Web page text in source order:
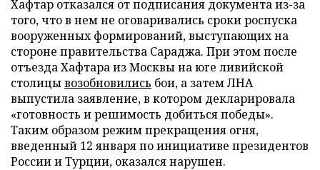
Хафтар отказался от подписания документа из-за
того, что в нем не оговаривались сроки роспуска
вооруженных формирований, выступающих на
стороне правительства Сараджа. При этом после
отъезда Хафтара из Москвы на юге ливийской
столицывозобновились бои, а затем ЛНА
выпустила заявление, в котором декларировала
«готовность и решимость добиться победы».
Таким образом режим прекращения огня,
введенный 12 января по инициативе президентов
России и Турции, оказался нарушен.